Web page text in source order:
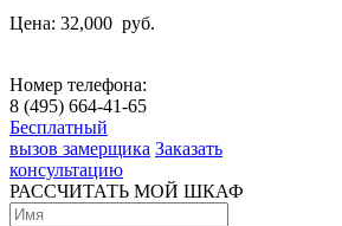
Цена: 32,000 руб.
Номер телефона:
8 (495) 664-41-65
Бесплатный
вызов замерщика Заказать
консультацию
РАССЧИТАТЬ МОЙ ШКАФ